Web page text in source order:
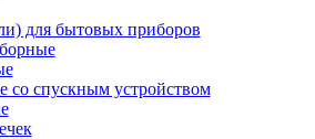
для бытовых приборов
спускным устройством